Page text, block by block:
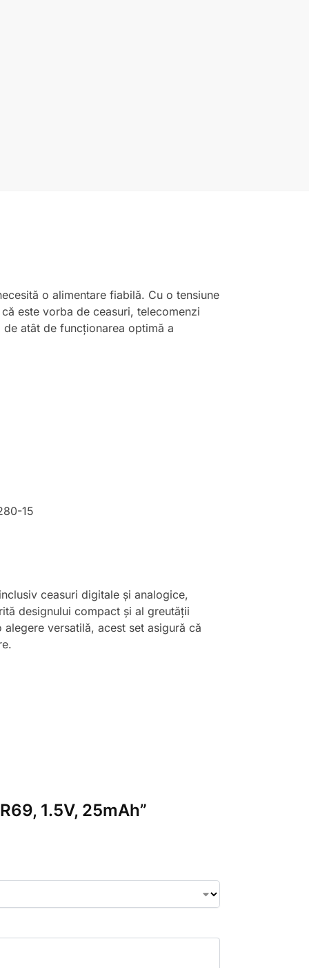
o alimentare fiabilă. Cu o tensiune
este vorba de ceasuri, telecomenzi
atât de funcționarea optimă a
15
ceasuri digitale și analogice,
designului compact și al greutății
versatilă, acest set asigură că
1.5V, 25mAh”